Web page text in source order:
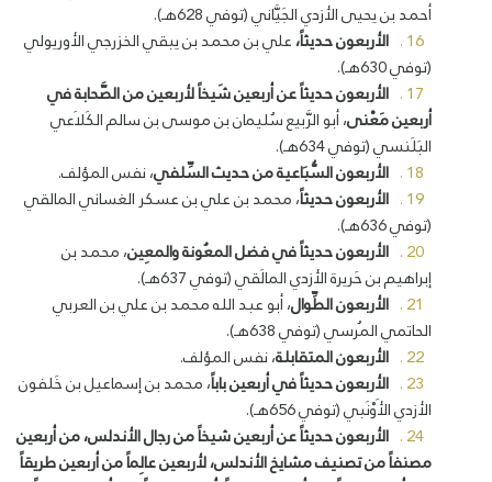
أحمد بن يحيى الأزدي الجَيَّاني (توفي 628هـ).
الأربعون حديثاً،علي بن محمد بن يبقي الخزرجي الأوريولي
(توفي 630هـ).
الأربعون حديثاً عن أربعين شَيخاً لأربعين من الصَّحابة في
أربعين مَعْنى، أبو الرَّبيع سُليمان بن موسى بن سالم الكَلاَعي
البَلَنسي (توفي 634هـ).
الأربعون السُّبَاعية من حديث السِّلفي، نفس المؤلف.
الأربعون حديثاً، محمد بن علي بن عسكر الغساني المالقي
(توفي 636هـ).
الأربعون حديثاً في فضل المعُونة والمعِين، محمد بن
إبراهيم بن حَريرة الأزدي المالَقي (توفي 637هـ).
الأربعون الطِّوال، أبو عبد الله محمد بن علي بن العربي
الحاتمي المُرسي (توفي 638هـ).
الأربعون المتقابلة، نفس المؤلف.
الأربعون حديثاً في أربعين باباً، محمد بن إسماعيل بن خَلفون
الأزدي الأَوْنَبي (توفي 656هـ).
الأربعون حديثاً عن أربعين شيخاً من رجال الأندلس، من أربعين
مصنفاً من تصنيف مشايخ الأندلس، لأربعين عالِماً من أربعين طريقاً